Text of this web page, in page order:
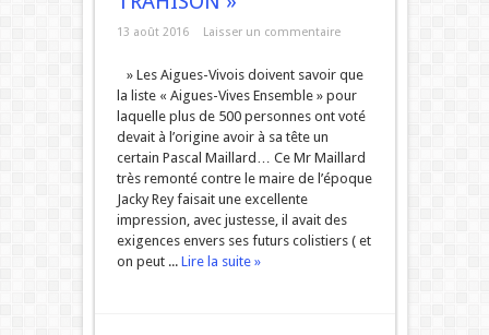
13 août 2016 Laisser un commentaire
» Les Aigues-Vivois doivent savoir que
la liste « Aigues-Vives Ensemble » pour
laquelle plus de 500 personnes ont voté
devait à l’origine avoir à sa tête un
certain Pascal Maillard… Ce Mr Maillard
très remonté contre le maire de l’époque
Jacky Rey faisait une excellente
impression, avec justesse, il avait des
exigences envers ses futurs colistiers ( et
on peut ... Lire la suite »